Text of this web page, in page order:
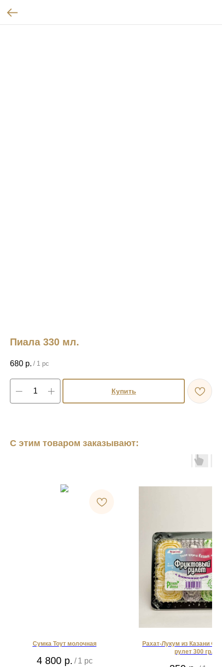
Пиала 330 мл.
680 р. / 1 pc
Купить
С этим товаром заказывают:
Сумка Тоут молочная
4 800 р. / 1 pc
Рахат-Лукум из Казани
рулет 300 гр.